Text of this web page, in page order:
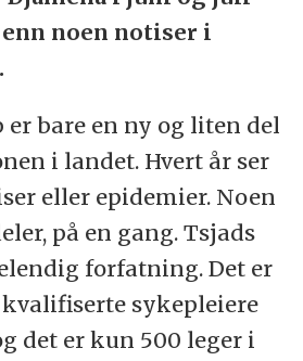
noen notiser i
er bare en ny og liten del
i landet. Hvert år ser
eller epidemier. Noen
på en gang. Tsjads
forfatning. Det er
sykepleiere
det er kun 500 leger i